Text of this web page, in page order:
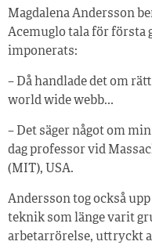
Magdalena Andersson
Acemuglo tala för första
imponerats:
– Då handlade det om
world wide webb…
– Det säger något om
dag professor vid
(MIT), USA.
Andersson tog också
teknik som länge varit
arbetarrörelse, uttryckt